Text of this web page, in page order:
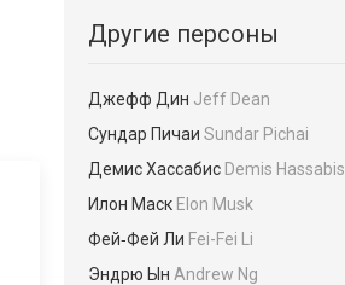
Другие персоны
Джефф Дин Jeff Dean
Сундар Пичаи Sundar Pichai
Демис Хассабис Demis Hassabis
Илон Маск Elon Musk
Фей‑Фей Ли Fei-Fei Li
Эндрю Ын Andrew Ng